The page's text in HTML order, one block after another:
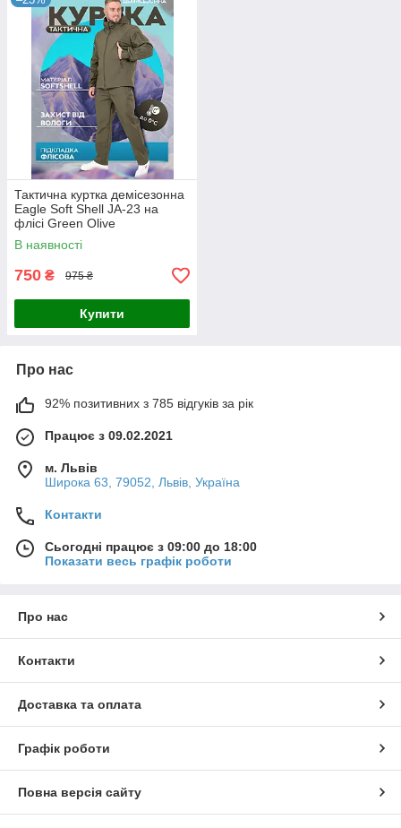
Тактична куртка демісезонна
Eagle Soft Shell JA-23 на
флісі Green Olive
В наявності
750 ₴ 975 ₴
Купити
Про нас
92% позитивних з 785 відгуків за рік
Працює з 09.02.2021
м. Львів
Широка 63, 79052, Львів, Україна
Контакти
Сьогодні працює з 09:00 до 18:00
Показати весь графік роботи
Про нас
Контакти
Доставка та оплата
Графік роботи
Повна версія сайту